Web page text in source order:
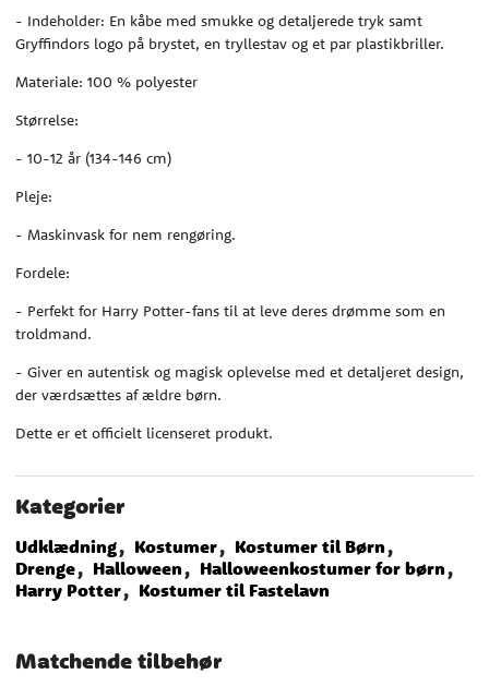
- Indeholder: En kåbe med smukke og detaljerede tryk samt
Gryffindors logo på brystet, en tryllestav og et par plastikbriller.
Materiale: 100 % polyester
Størrelse:
- 10-12 år (134-146 cm)
Pleje:
- Maskinvask for nem rengøring.
Fordele:
- Perfekt for Harry Potter-fans til at leve deres drømme som en
troldmand.
- Giver en autentisk og magisk oplevelse med et detaljeret design,
der værdsættes af ældre børn.
Dette er et officielt licenseret produkt.
Kategorier
Udklædning Kostumer
Kostumer til Børn
Drenge
Halloween
Halloweenkostumer for børn
Harry Potter
Kostumer til Fastelavn
Matchende tilbehør